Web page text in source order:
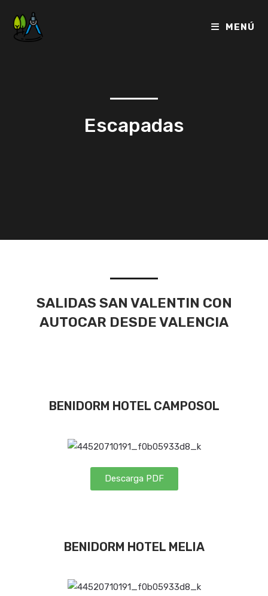
MENÚ
Escapadas
SALIDAS SAN VALENTIN CON
AUTOCAR DESDE VALENCIA
BENIDORM HOTEL CAMPOSOL
Descarga PDF
BENIDORM HOTEL MELIA